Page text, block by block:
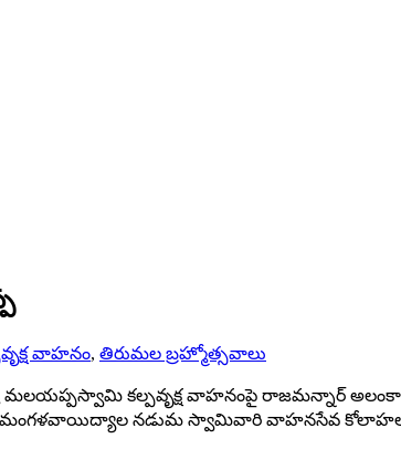
వాహనం, తిరుమల బ్రహ్మోత్సవాలు
మలయప్పస్వామి కల్పవృక్ష వాహనంపై రాజమన్నార్
మంగళవాయిద్యాల నడుమ స్వామివారి వాహనసేవ